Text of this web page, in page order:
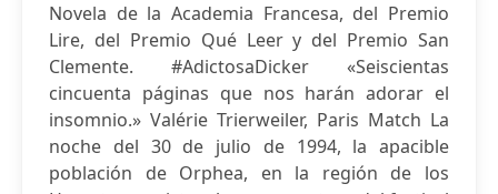
Novela de la Academia Francesa, del Premio
Lire, del Premio Qué Leer y del Premio San
Clemente. #AdictosaDicker «Seiscientas
cincuenta páginas que nos harán adorar el
insomnio.» Valérie Trierweiler, Paris Match La
noche del 30 de julio de 1994, la apacible
población de Orphea, en la región de los